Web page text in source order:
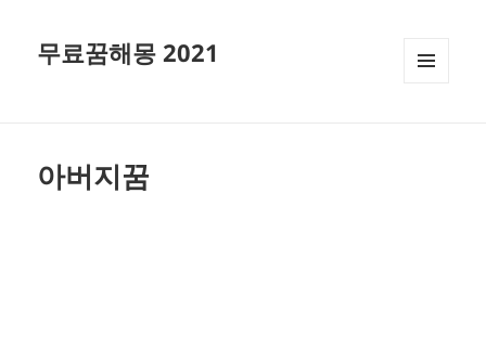
무료꿈해몽 2021
아버지꿈